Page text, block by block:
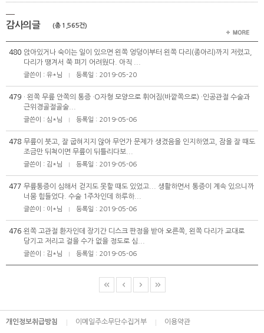
감사의글 (총 1,565건)
480 앉아있거나 숙이는 일이 있으면 왼쪽 엉덩이부터 왼쪽 다리(종아리)까지 저렸고,
다리가 땡겨서 쭉 펴기 어려웠다. 아직 ...
글쓴이 : 유*님 등록일 : 2019-05-20
479 · 왼쪽 무릎 안쪽의 통증 ·O자형 모양으로 휘어짐(바깥쪽으로) ·인공관절 수술과
근위경골절골술...
글쓴이 : 심*님 등록일 : 2019-05-06
478 무릎이 붓고, 잘 굽혀지지 않아 무언가 문제가 생겼음을 인지하였고, 잠을 잘 때도
조금만 뒤척이면 무릎이 뒤틀리다보...
글쓴이 : 김*님 등록일 : 2019-05-06
477 무릎통증이 심해서 걷지도 못할 때도 있었고... 생활하면서 통증이 계속 있으니까
너뭄 힘들었다. 수술 1주차인데 하루하...
글쓴이 : 이*님 등록일 : 2019-05-06
476 왼쪽 고관절 환자인데 장기간 디스크 판정을 받아 오른쪽, 왼쪽 다리가 교대로
당기고 저리고 걸을 수가 없을 정도로 심...
글쓴이 : 김*님 등록일 : 2019-05-06
개인정보취급방침 이메일주소무단수집거부 이용약관